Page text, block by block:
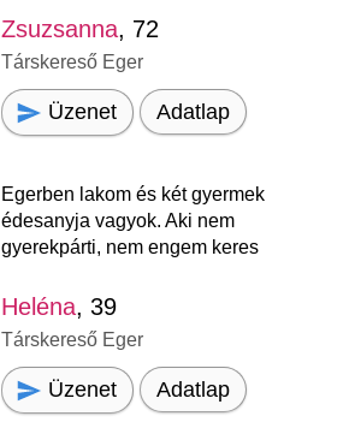
Zsuzsanna, 72
Társkereső Eger
Üzenet Adatlap
Egerben lakom és két gyermek
édesanyja vagyok. Aki nem
gyerekpárti, nem engem keres
Heléna, 39
Társkereső Eger
Üzenet Adatlap